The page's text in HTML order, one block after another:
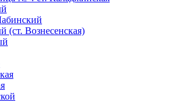
Вознесенская)